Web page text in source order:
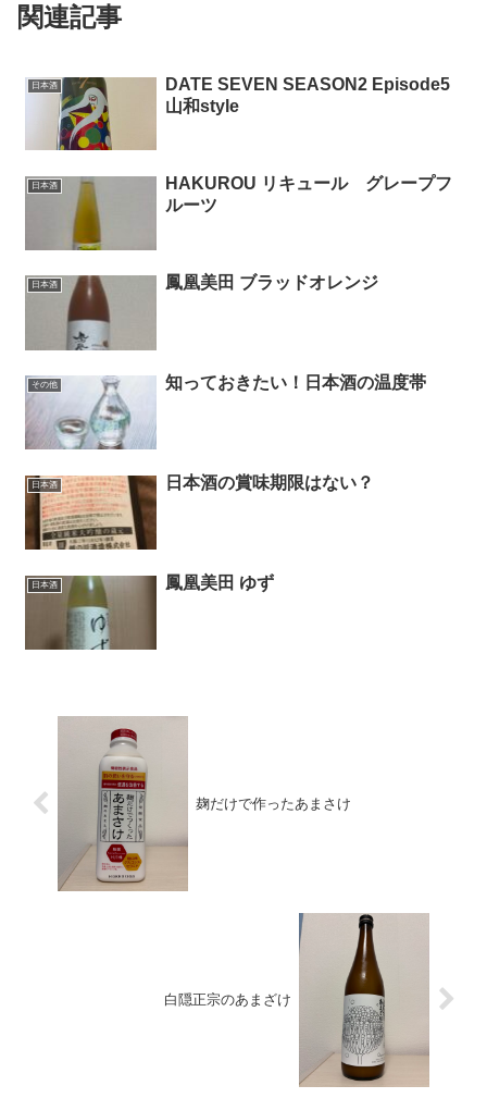
関連記事
日本酒
DATE SEVEN SEASON2 Episode5
山和style
日本酒
HAKUROU リキュール グレープフ
ルーツ
日本酒 鳳凰美田 ブラッドオレンジ
その他 知っておきたい！日本酒の温度帯
日本酒 日本酒の賞味期限はない？
日本酒 鳳凰美田 ゆず
麹だけで作ったあまさけ
白隠正宗のあまざけ